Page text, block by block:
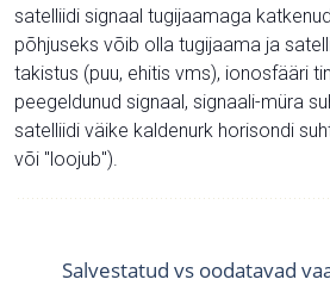
satelliidi signaal tugijaamaga
põhjuseks võib olla tugijaama ja
takistus (puu, ehitis vms), ionosfääri
peegeldunud signaal, signaali-müra
satelliidi väike kaldenurk horisondi
või "loojub").
Salvestatud vs oodatavad